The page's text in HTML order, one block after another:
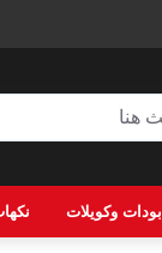
بودات وكويلات